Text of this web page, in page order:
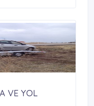
VE YOL